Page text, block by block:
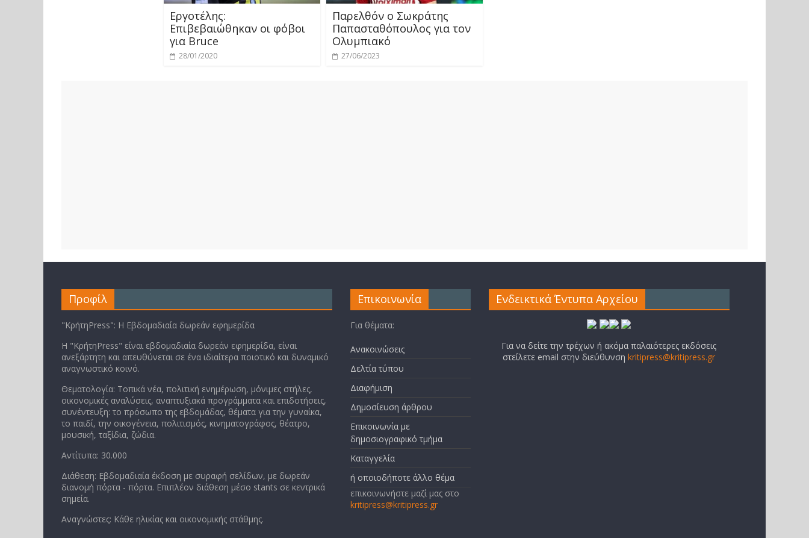
Εργοτέλης:
Επιβεβαιώθηκαν οι φόβοι
για Bruce
28/01/2020
Παρελθόν ο Σωκράτης
Παπασταθόπουλος για τον
Ολυμπιακό
27/06/2023
Προφίλ
"ΚρήτηPress": Η Εβδομαδιαία δωρεάν εφημερίδα
Η "ΚρήτηPress" είναι εβδομαδιαία δωρεάν εφημερίδα, είναι
ανεξάρτητη και απευθύνεται σε ένα ιδιαίτερα ποιοτικό και δυναμικό
αναγνωστικό κοινό.
Θεματολογία: Τοπικά νέα, πολιτική ενημέρωση, μόνιμες στήλες,
οικονομικές αναλύσεις, αναπτυξιακά προγράμματα και επιδοτήσεις,
συνέντευξη: το πρόσωπο της εβδομάδας, θέματα για την γυναίκα,
το παιδί, την οικογένεια, πολιτισμός, κινηματογράφος, θέατρο,
μουσική, ταξίδια, ζώδια.
Αντίτυπα: 30.000
Διάθεση: Εβδομαδιαία έκδοση με συραφή σελίδων, με δωρεάν
διανομή πόρτα - πόρτα. Επιπλέον διάθεση μέσο stants σε κεντρικά
σημεία.
Αναγνώστες: Κάθε ηλικίας και οικονομικής στάθμης.
Επικοινωνία
Για θέματα:
Ανακοινώσεις
Δελτία τύπου
Διαφήμιση
Δημοσίευση άρθρου
Επικοινωνία με
δημοσιογραφικό τμήμα
Καταγγελία
ή οποιοδήποτε άλλο θέμα
επικοινωνήστε μαζί μας στο
kritipress@kritipress.gr
Ενδεικτικά Έντυπα Αρχείου
Για να δείτε την τρέχων ή ακόμα παλαιότερες εκδόσεις
στείλετε email στην διεύθυνσηkritipress@kritipress.gr